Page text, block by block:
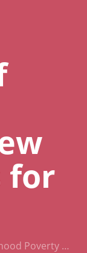
for
Poverty …